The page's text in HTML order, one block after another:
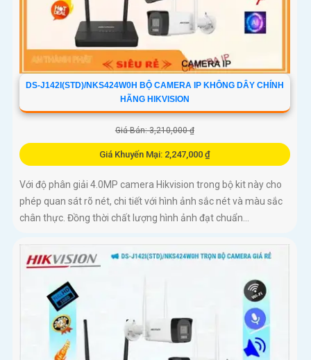
DS-J142I(STD)/NKS424W0H BỘ CAMERA IP KHÔNG DÂY CHÍNH
HÃNG HIKVISION
Giá Bán: 3,210,000 ₫
Giá Khuyến Mại: 2,247,000 ₫
Với độ phân giải 4.0MP camera Hikvision trong bộ kit này cho
phép quan sát rõ nét, chi tiết với hình ảnh sắc nét và màu sắc
chân thực. Đồng thời chất lượng hình ảnh đạt chuẩn...